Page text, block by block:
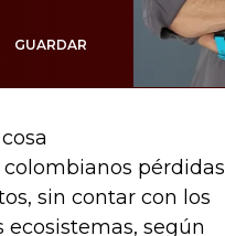
GUARDAR
pérdidas
sin contar con los
según